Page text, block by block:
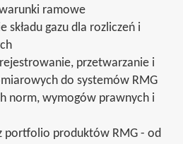
ramowe
składu gazu dla rozliczeń i
przetwarzanie i
do systemów RMG
norm, wymogów prawnych i
portfolio produktów RMG - od